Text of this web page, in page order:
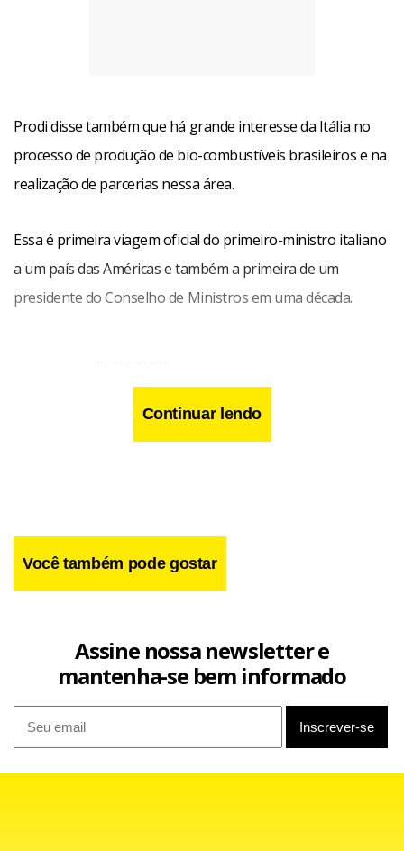
Prodi disse também que há grande interesse da Itália no
processo de produção de bio-combustíveis brasileiros e na
realização de parcerias nessa área.
Essa é primeira viagem oficial do primeiro-ministro italiano
a um país das Américas e também a primeira de um
presidente do Conselho de Ministros em uma década.
presidente Luiz Inácio Lula da Silva. Entre os temas que
devem ser tratados está o destravamento da rodada
Continuar lendo
Você também pode gostar
Assine nossa newsletter e
mantenha-se bem informado